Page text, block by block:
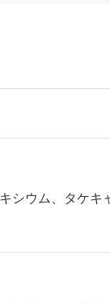
キシウム、タケ